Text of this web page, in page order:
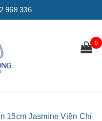
968 336
0
15cm Jasmine Viền Chỉ